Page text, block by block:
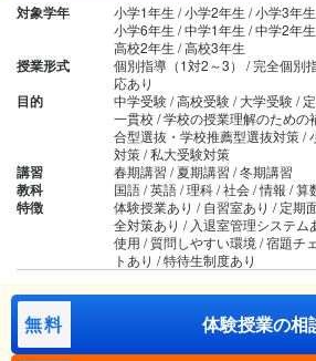
対象学年
小学1年生 / 小学2年生 / 小学3年
小学6年生 / 中学1年生 / 中学2年
高校2年生 / 高校3年生
授業形式
個別指導（1対2～3） / 完全個別
応あり
目的
中学受験 / 高校受験 / 大学受験 /
一貫校 / 学校の授業理解のための
合型選抜・学校推薦型選抜対策 /
対策 / 私大受験対策
講習 春期講習 / 夏期講習 / 冬期講習
教科 国語 / 英語 / 理科 / 社会 / 情報 / 算
特徴
体験授業あり / 自習室あり / 定期
全対策あり / 入退室管理システム
使用 / 質問しやすい環境 / 宿題チ
トあり / 特待生制度あり
無料 体験授業の相